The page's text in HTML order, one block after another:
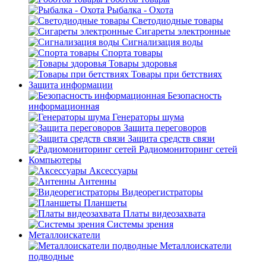
Рыбалка - Охота
Светодиодные товары
Сигареты электронные
Сигнализация воды
Спорта товары
Товары здоровья
Товары при бетствиях
Защита информации
Безопасность
информационная
Генераторы шума
Защита переговоров
Защита средств связи
Радиомониторинг сетей
Компьютеры
Аксессуары
Антенны
Видеорегистраторы
Планшеты
Платы видеозахвата
Системы зрения
Металлоискатели
Металлоискатели
подводные